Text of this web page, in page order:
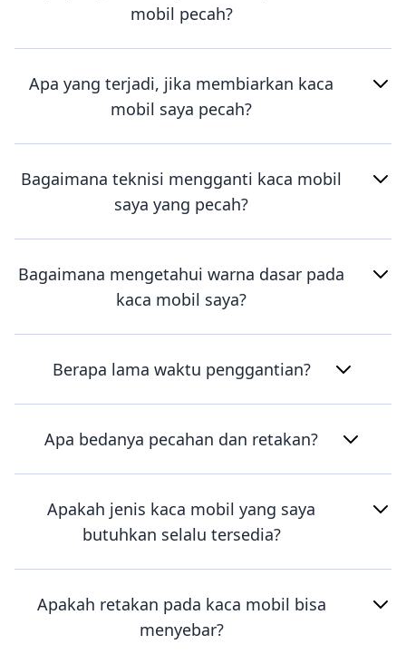
mobil pecah?
Apa yang terjadi, jika membiarkan kaca
mobil saya pecah?
Bagaimana teknisi mengganti kaca mobil
saya yang pecah?
Bagaimana mengetahui warna dasar pada
kaca mobil saya?
Berapa lama waktu penggantian?
Apa bedanya pecahan dan retakan?
Apakah jenis kaca mobil yang saya
butuhkan selalu tersedia?
Apakah retakan pada kaca mobil bisa
menyebar?